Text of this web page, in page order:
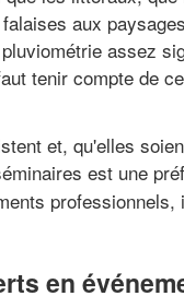
aux
assez
tenir compte de
et, qu'elles
est une
en